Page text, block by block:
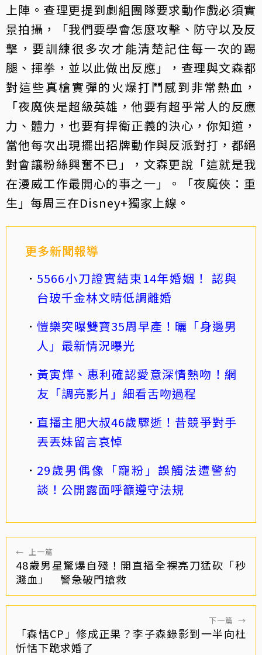
上陣。查理更提到劇組團隊要求動作戲必須實
景拍攝，「我們要學會怎麼攻擊、防守以及反
擊，要訓練很多次才能清楚記住每一次的踢
腿、揮拳，並以此做出反應」，查理與文森都
對這些真槍實彈的火爆打鬥感到非常熱血，
「夜魔俠是超級英雄，他要有超乎常人的反應
力、體力，也要有捍衛正義的決心，你知道，
當他每次出現擺出招牌動作與反派對打，都絕
對會讓粉絲興奮不已」，文森更說「這就是我
在漫威工作最開心的事之一」。「夜魔俠：重
生」每周三在Disney+獨家上線。
更多新聞報導
5566小刀證實結束14年婚姻！ 認與
台玻千金林文晴低調離婚
愷樂突曝雙寶35周早產！曬「身邊男
人」最新情況曝光
黃寅燁、惠利確認愛意深情熱吻！網
友「調亮影片」細看舌吻過程
直播主肥大叔46歲驟逝！昔競爭對手
丟丟妹留言哀悼
29歲男偶像「寵粉」誤觸法遭警約
談！公開露面呼籲遵守法規
← 上一篇
48歲男星驚爆自殘！開直播全裸亮刀猛砍「秒
濺血」 警急破門搶救
下一篇 →
「森恬CP」修成正果？李子森錄影到一半向杜
忻恬下跪求婚了